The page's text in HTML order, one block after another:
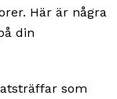
Här är några
din
som